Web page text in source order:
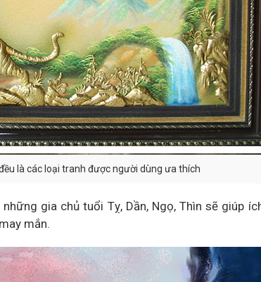
là các loại tranh được người dùng ưa thích
gia chủ tuổi Tỵ, Dần, Ngọ, Thìn sẽ giúp
mắn.